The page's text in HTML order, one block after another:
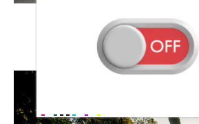
Шоссе в новой Зеландии